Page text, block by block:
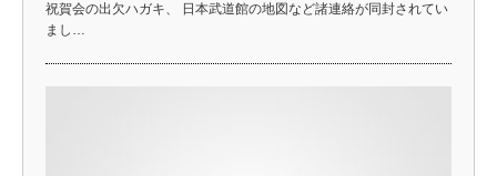
祝賀会の出欠ハガキ、 日本武道館の地図など諸連絡が同封されてい
まし…